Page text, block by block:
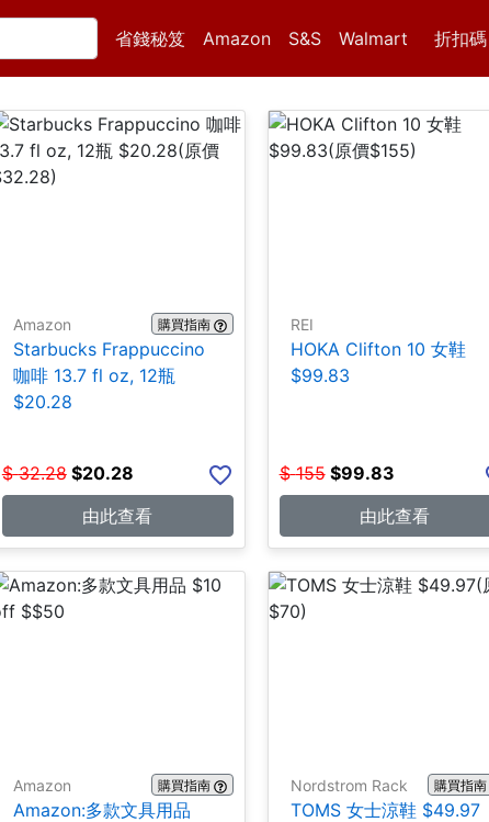
省錢秘笈 Amazon S&S Walmart 折扣碼
Amazon 購買指南
Starbucks Frappuccino
咖啡 13.7 fl oz, 12瓶
$20.28
$ 32.28 $20.28
由此查看
REI
HOKA Clifton 10 女鞋
$99.83
$ 155 $99.83
由此查看
Amazon 購買指南
Amazon:多款文具用品
Nordstrom Rack 購買指南
TOMS 女士涼鞋 $49.97